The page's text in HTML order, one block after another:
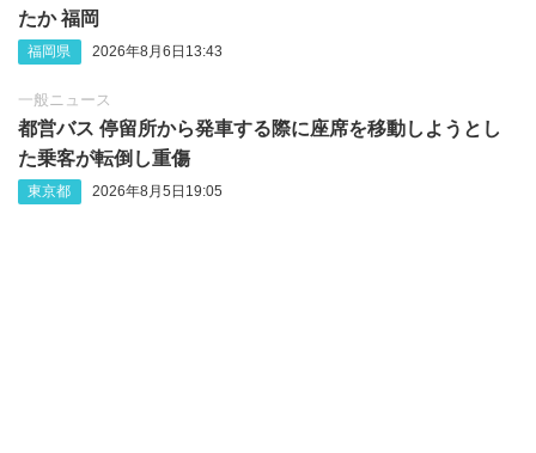
たか 福岡
福岡県 2026年8月6日13:43
一般ニュース
都営バス 停留所から発車する際に座席を移動しようとし
た乗客が転倒し重傷
東京都 2026年8月5日19:05